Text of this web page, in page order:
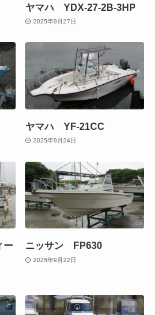
ヤマハ YDX-27-2B-3HP
2025年9月27日
ヤマハ YF-21CC
2025年9月24日
ー
ニッサン FP630
2025年9月22日